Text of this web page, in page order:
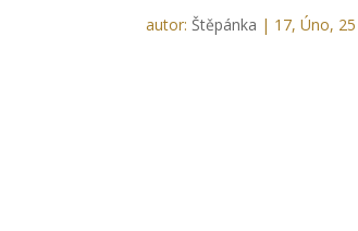
autor:Štěpánka | 17, Úno, 25